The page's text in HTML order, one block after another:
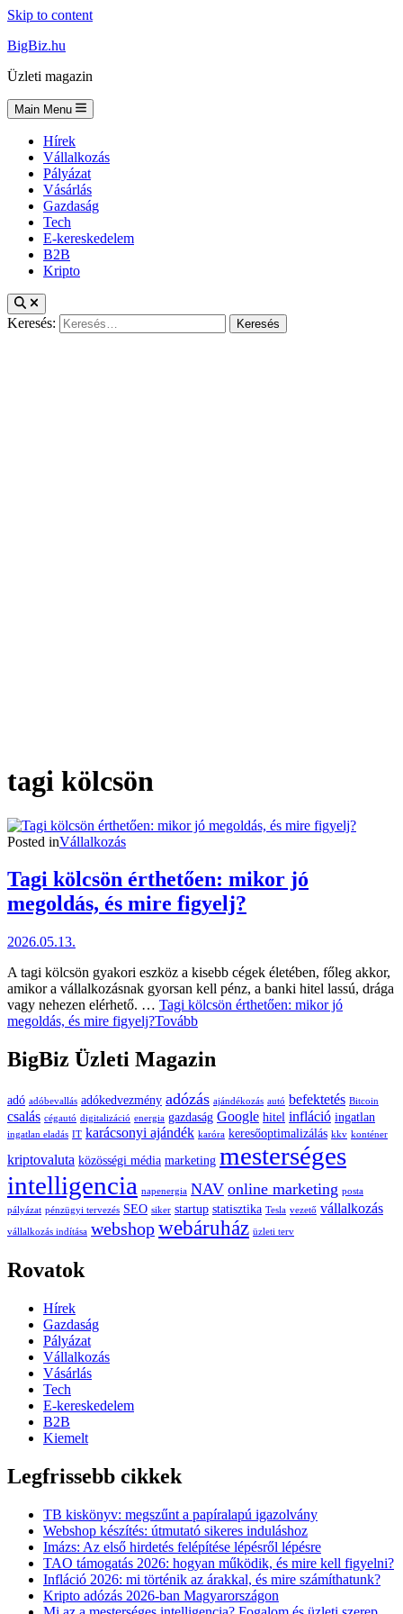
Skip to content
BigBiz.hu
Üzleti magazin
Main Menu
Hírek
Vállalkozás
Pályázat
Vásárlás
Gazdaság
Tech
E-kereskedelem
B2B
Kripto
Keresés:
tagi kölcsön
Posted inVállalkozás
Tagi kölcsön érthetően: mikor jó
megoldás, és mire figyelj?
2026.05.13.
A tagi kölcsön gyakori eszköz a kisebb cégek életében, főleg akkor,
amikor a vállalkozásnak gyorsan kell pénz, a banki hitel lassú, drága
vagy nehezen elérhető. … Tagi kölcsön érthetően: mikor jó
megoldás, és mire figyelj?Tovább
BigBiz Üzleti Magazin
adó adóbevallás adókedvezmény adózás ajándékozás autó befektetés Bitcoin
csalás cégautó digitalizáció energia gazdaság Google hitel infláció ingatlan
ingatlan eladás IT karácsonyi ajándék karóra keresőoptimalizálás kkv konténer
kriptovaluta közösségi média marketing mesterséges
intelligencia napenergia NAV online marketing posta
pályázat pénzügyi tervezés SEO siker startup statisztika Tesla vezető vállalkozás
vállalkozás indítása webshopwebáruház üzleti terv
Rovatok
Hírek
Gazdaság
Pályázat
Vállalkozás
Vásárlás
Tech
E-kereskedelem
B2B
Kiemelt
Legfrissebb cikkek
TB kiskönyv: megszűnt a papíralapú igazolvány
Webshop készítés: útmutató sikeres induláshoz
Imázs: Az első hirdetés felépítése lépésről lépésre
TAO támogatás 2026: hogyan működik, és mire kell figyelni?
Infláció 2026: mi történik az árakkal, és mire számíthatunk?
Kripto adózás 2026-ban Magyarországon